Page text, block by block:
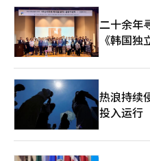
二十余年
《韩国
热浪持续
投入运行